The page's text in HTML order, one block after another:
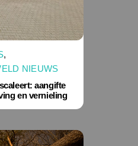
,
NIEUWS
aangifte
en vernieling